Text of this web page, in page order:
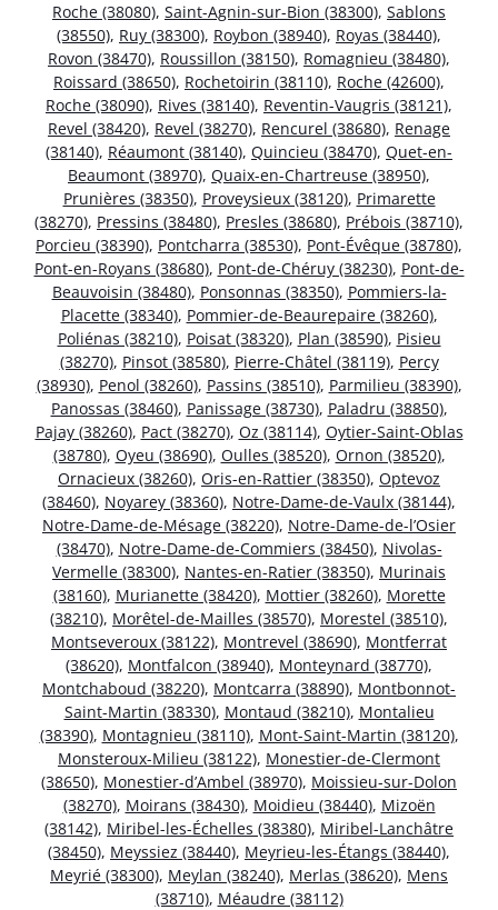
Roche (38080), Saint-Agnin-sur-Bion (38300), Sablons
(38550), Ruy (38300), Roybon (38940), Royas (38440),
Rovon (38470), Roussillon (38150), Romagnieu (38480),
Roissard (38650), Rochetoirin (38110), Roche (42600),
Roche (38090), Rives (38140), Reventin-Vaugris (38121),
Revel (38420), Revel (38270), Rencurel (38680), Renage
(38140), Réaumont (38140), Quincieu (38470), Quet-en-
Beaumont (38970), Quaix-en-Chartreuse (38950),
Prunières (38350), Proveysieux (38120), Primarette
(38270), Pressins (38480), Presles (38680), Prébois (38710),
Porcieu (38390), Pontcharra (38530), Pont-Évêque (38780),
Pont-en-Royans (38680), Pont-de-Chéruy (38230), Pont-de-
Beauvoisin (38480), Ponsonnas (38350), Pommiers-la-
Placette (38340), Pommier-de-Beaurepaire (38260),
Poliénas (38210), Poisat (38320), Plan (38590), Pisieu
(38270), Pinsot (38580), Pierre-Châtel (38119), Percy
(38930), Penol (38260), Passins (38510), Parmilieu (38390),
Panossas (38460), Panissage (38730), Paladru (38850),
Pajay (38260), Pact (38270), Oz (38114), Oytier-Saint-Oblas
(38780), Oyeu (38690), Oulles (38520), Ornon (38520),
Ornacieux (38260), Oris-en-Rattier (38350), Optevoz
(38460), Noyarey (38360), Notre-Dame-de-Vaulx (38144),
Notre-Dame-de-Mésage (38220), Notre-Dame-de-l’Osier
(38470), Notre-Dame-de-Commiers (38450), Nivolas-
Vermelle (38300), Nantes-en-Ratier (38350), Murinais
(38160), Murianette (38420), Mottier (38260), Morette
(38210), Morêtel-de-Mailles (38570), Morestel (38510),
Montseveroux (38122), Montrevel (38690), Montferrat
(38620), Montfalcon (38940), Monteynard (38770),
Montchaboud (38220), Montcarra (38890), Montbonnot-
Saint-Martin (38330), Montaud (38210), Montalieu
(38390), Montagnieu (38110), Mont-Saint-Martin (38120),
Monsteroux-Milieu (38122), Monestier-de-Clermont
(38650), Monestier-d’Ambel (38970), Moissieu-sur-Dolon
(38270), Moirans (38430), Moidieu (38440), Mizoën
(38142), Miribel-les-Échelles (38380), Miribel-Lanchâtre
(38450), Meyssiez (38440), Meyrieu-les-Étangs (38440),
Meyrié (38300), Meylan (38240), Merlas (38620), Mens
(38710), Méaudre (38112)